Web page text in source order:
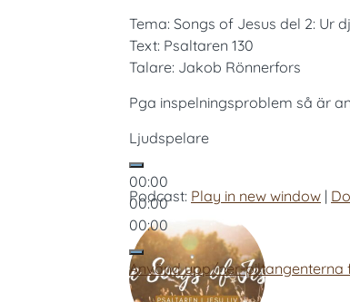
Tema: Songs of Jesus del 2: Ur
Text: Psaltaren 130
Talare: Jakob Rönnerfors
Pga inspelningsproblem så är
Ljudspelare
00:00
00:00
00:00
Använd upp/ner-
Podcast: Play in new window |